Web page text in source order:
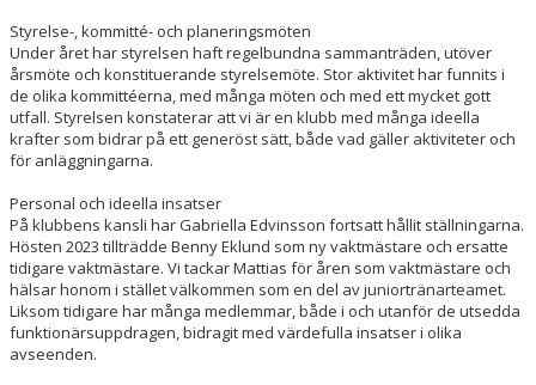
Styrelse-, kommitté- och planeringsmöten
Under året har styrelsen haftregelbundna sammanträden, utöver
årsmöte och konstituerande styrelsemöte. Stor aktivitet har funnits i
de olika kommittéerna, med många möten och med ett mycket gott
utfall. Styrelsen konstaterar att vi är en klubb med många ideella
krafter som bidrar på ett generöst sätt, både vad gäller aktiviteter och
för anläggningarna.
Personal och ideella insatser
På klubbens kansli harGabriella Edvinsson fortsatt hållit ställningarna.
Hösten 2023 tillträdde Benny Eklund som ny vaktmästare och ersatte
tidigare vaktmästare. Vi tackar Mattias för åren som vaktmästare och
hälsar honom i stället välkommen som en del av juniortränarteamet.
Liksom tidigare har många medlemmar, både i och utanför de utsedda
funktionärsuppdragen, bidragit med värdefulla insatser i olika
avseenden.